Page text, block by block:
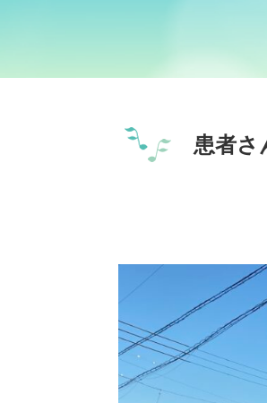
患者さ